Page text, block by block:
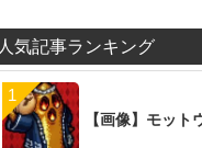
人気記事ランキング
【画像】モット